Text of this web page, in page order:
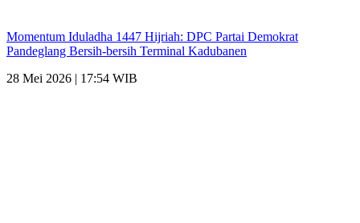
Momentum Iduladha 1447 Hijriah: DPC Partai Demokrat
Pandeglang Bersih-bersih Terminal Kadubanen
28 Mei 2026 | 17:54 WIB